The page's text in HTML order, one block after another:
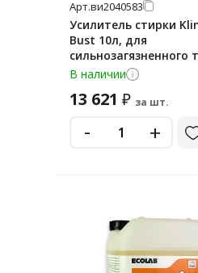
Арт.ви2040583
Усилитель стирки
Bust 10л, для
сильнозагязненного
В наличии
13 621 ₽ за шт.
- +